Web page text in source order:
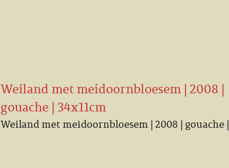
Weiland met meidoornbloesem | 2008 |
gouache | 34x11cm
Weiland met meidoornbloesem | 2008 | gouache |